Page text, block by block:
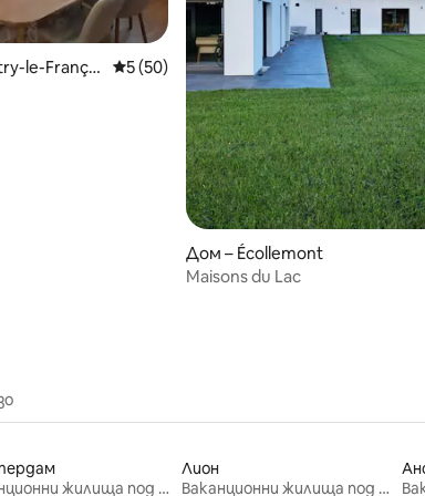
le-Françoi
Средна оценка: 5 от 5, 50 отзива
5 (50)
Дом – Écollemont
Maisons du Lac
Ваканционни жилища под наем
Лион
Ваканционни жилища под наем